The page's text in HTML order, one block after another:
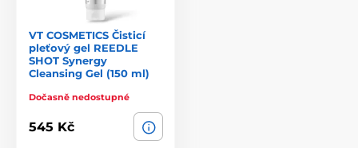
VT COSMETICS Čisticí
pleťový gel REEDLE
SHOT Synergy
Cleansing Gel (150 ml)
Dočasně nedostupné
545 Kč